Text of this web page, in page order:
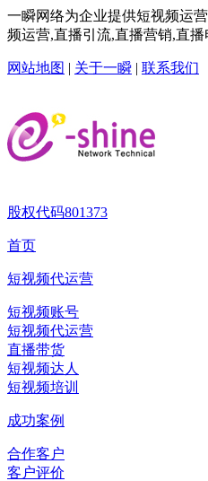
一瞬网络为企业提供短视频运
频运营,直播引流,直播营销,直
网站地图 | 关于一瞬 | 联系我们
股权代码801373
首页
短视频代运营
短视频账号
短视频代运营
直播带货
短视频达人
短视频培训
成功案例
合作客户
客户评价